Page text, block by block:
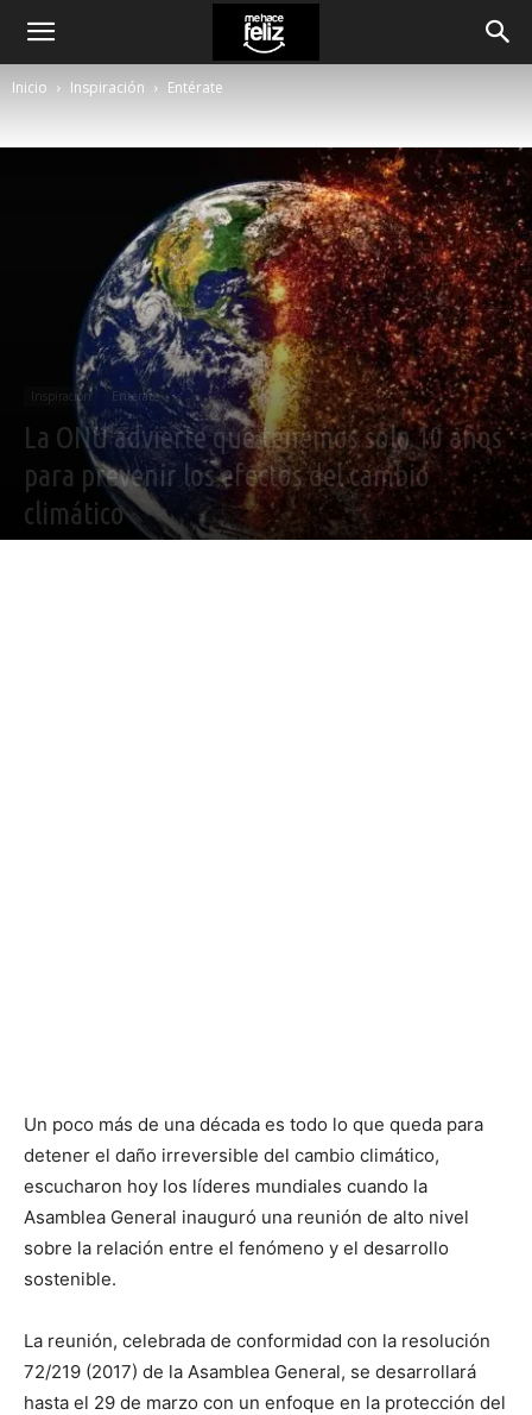
Inicio Inspiración Entérate
Inspiración Entérate
La ONU advierte que tenemos solo 10 años
para prevenir los efectos del cambio
climático
Un poco más de una década es todo lo que queda para
detener el daño irreversible del cambio climático,
escucharon hoy los líderes mundiales cuando la
Asamblea General inauguró una reunión de alto nivel
sobre la relación entre el fenómeno y el desarrollo
sostenible.
La reunión, celebrada de conformidad con la resolución
72/219 (2017) de la Asamblea General, se desarrollará
hasta el 29 de marzo con un enfoque en la protección del